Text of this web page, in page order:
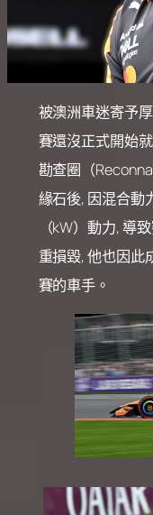
被澳洲車迷寄予
賽還沒正式開始
勘查圈（
緣石後, 因混合動
（kW）動力, 導
重損毀, 他也因此
賽的車手。